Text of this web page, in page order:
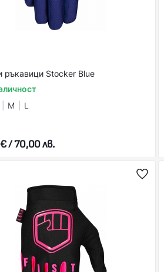
ръкавици Stocker Blue
M L
/ 70,00 лв.